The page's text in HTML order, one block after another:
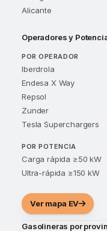
Alicante
Operadores y
POR OPERADOR
Iberdrola
Endesa X Way
Repsol
Zunder
Tesla Superchargers
POR POTENCIA
Carga rápida ≥50 kW
Ultra-rápida ≥150 kW
Ver mapa EV
Gasolineras por